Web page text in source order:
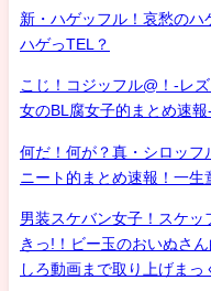
新・ハゲッフル！哀愁のハ
ハゲっTEL？
こじ！コジッフル@！-レ
女のBL腐女子的まとめ速報-
何だ！何が？真・シロッ
ニート的まとめ速報！一生
男装スケバン女子！スケッ
きっ!！ビー玉のおいぬさ
しろ動画まで取り上げまっ